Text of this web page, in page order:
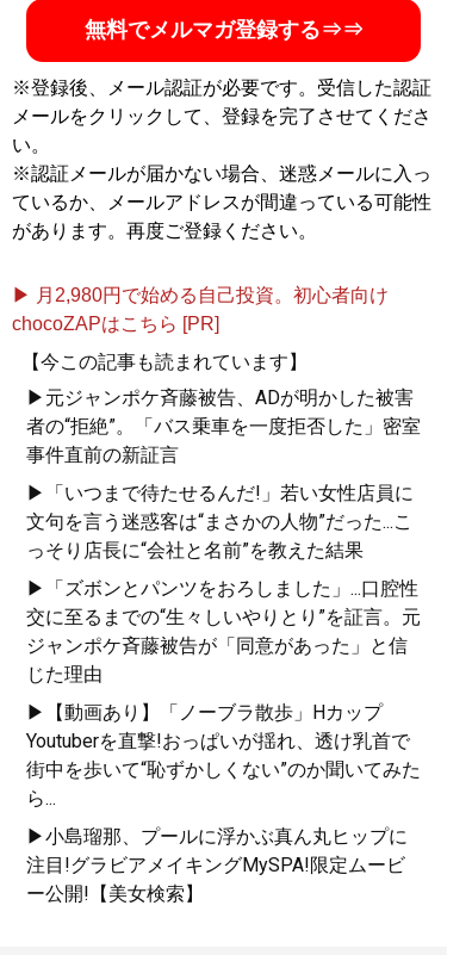
無料でメルマガ登録する⇒⇒
※登録後、メール認証が必要です。受信した認証
メールをクリックして、登録を完了させてくださ
い。
※認証メールが届かない場合、迷惑メールに入っ
ているか、メールアドレスが間違っている可能性
があります。再度ご登録ください。
▶ 月2,980円で始める自己投資。初心者向け
chocoZAPはこちら [PR]
【今この記事も読まれています】
▶元ジャンポケ斉藤被告、ADが明かした被害
者の“拒絶”。「バス乗車を一度拒否した」密室
事件直前の新証言
▶「いつまで待たせるんだ!」若い女性店員に
文句を言う迷惑客は“まさかの人物”だった...こ
っそり店長に“会社と名前”を教えた結果
▶「ズボンとパンツをおろしました」...口腔性
交に至るまでの“生々しいやりとり”を証言。元
ジャンポケ斉藤被告が「同意があった」と信
じた理由
▶【動画あり】「ノーブラ散歩」Hカップ
Youtuberを直撃!おっぱいが揺れ、透け乳首で
街中を歩いて“恥ずかしくない”のか聞いてみた
ら...
▶小島瑠那、プールに浮かぶ真ん丸ヒップに
注目!グラビアメイキングMySPA!限定ムービ
ー公開!【美女検索】